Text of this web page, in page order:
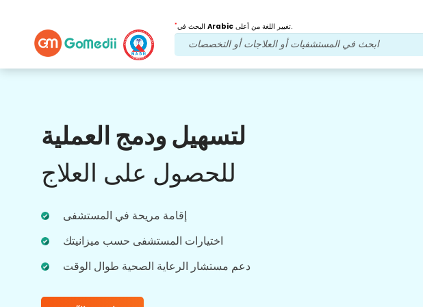
* Arabic تغيير اللغة من أعلى.
لتسهيل ودمج العملية
للحصول على العلاج
إقامة مريحة في المستشفى
اختيارات المستشفى حسب ميزانيتك
دعم مستشار الرعاية الصحية طوال الوقت
فيديو عبر الإنترنت
استشارات